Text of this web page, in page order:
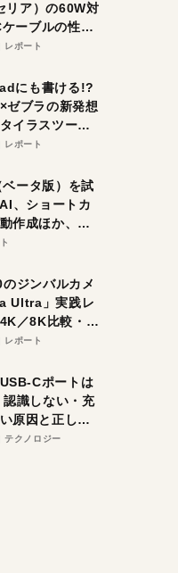
リア）の60W対
ーブルの性能
コスパの1本を
レポート
にも書ける!?
ゼブラの新発想
イラスツーウ
ュー。持ち替
レポート
ータ版）を試
、ショートカ
作成ほか、期
機能5選。
ぐそこ！
ジンバルカメ
Ultra」実践レ
／8K比較・ズ
撮影をチェッ
レポート
Cポートは
認識しない・充
原因と正しい
テクノロジー